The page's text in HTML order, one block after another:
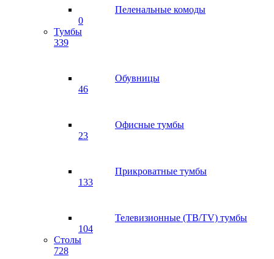
Пеленальные комоды
0
Тумбы
339
Обувницы
46
Офисные тумбы
23
Прикроватные тумбы
133
Телевизионные (ТВ/TV) тумбы
104
Столы
728